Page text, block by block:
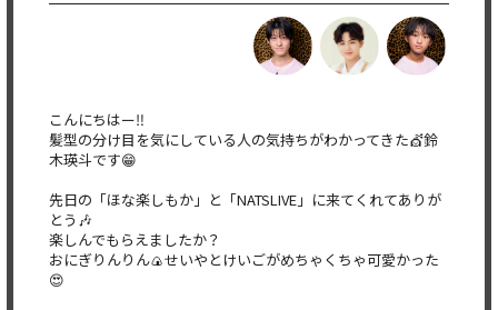
こんにちはー‼️
髪型の分け目を気にしている人の気持ちがわかってきた💇鈴
木瑛斗です😁
先日の「ほな楽しもか」と「NATSLIVE」に来てくれてありが
とう🎶
楽しんでもらえましたか？
おにぎりんりん🍙せいやとけいごがめちゃくちゃ可愛かった
😍